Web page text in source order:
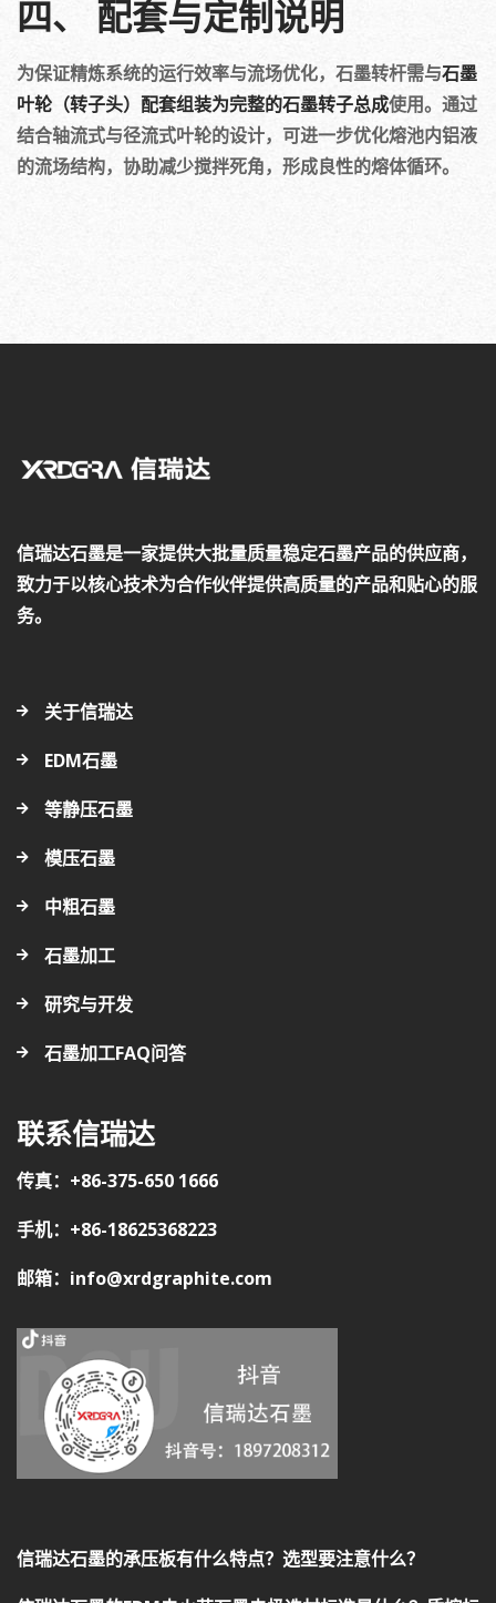
四、 配套与定制说明
为保证精炼系统的运行效率与流场优化，石墨转杆需与石墨
叶轮（转子头）配套组装为完整的石墨转子总成使用。通过
结合轴流式与径流式叶轮的设计，可进一步优化熔池内铝液
的流场结构，协助减少搅拌死角，形成良性的熔体循环。
信瑞达石墨是一家提供大批量质量稳定石墨产品的供应商，
致力于以核心技术为合作伙伴提供高质量的产品和贴心的服
务。
关于信瑞达
EDM石墨
等静压石墨
模压石墨
中粗石墨
石墨加工
研究与开发
石墨加工FAQ问答
联系信瑞达
传真：+86-375-650 1666
手机：+86-18625368223
邮箱：info@xrdgraphite.com
信瑞达石墨的承压板有什么特点？选型要注意什么？